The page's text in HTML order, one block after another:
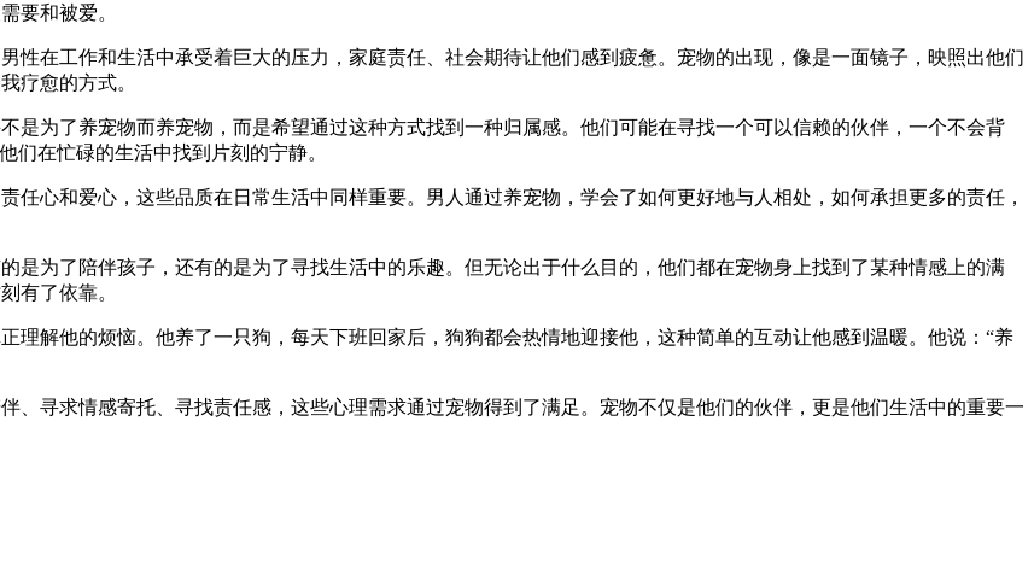
要和被爱。
性在工作和生活中承受着巨大的压力，家庭责任、社会期待让他们感到疲惫。宠物的出现，像是一面镜子，映照出他们
疗愈的方式。
是为了养宠物而养宠物，而是希望通过这种方式找到一种归属感。他们可能在寻找一个可以信赖的伙伴，一个不会背
们在忙碌的生活中找到片刻的宁静。
任心和爱心，这些品质在日常生活中同样重要。男人通过养宠物，学会了如何更好地与人相处，如何承担更多的责任，
是为了陪伴孩子，还有的是为了寻找生活中的乐趣。但无论出于什么目的，他们都在宠物身上找到了某种情感上的满
有了依靠。
理解他的烦恼。他养了一只狗，每天下班回家后，狗狗都会热情地迎接他，这种简单的互动让他感到温暖。他说：“养
、寻求情感寄托、寻找责任感，这些心理需求通过宠物得到了满足。宠物不仅是他们的伙伴，更是他们生活中的重要一